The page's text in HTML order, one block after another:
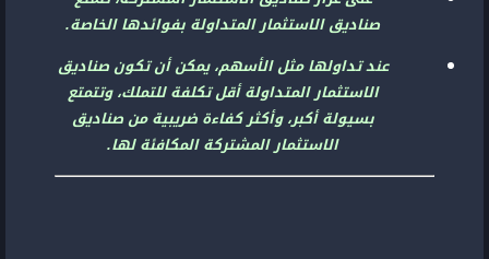
صناديق الاستثمار المتداولة بفوائدها الخاصة.
عند تداولها مثل الأسهم، يمكن أن تكون صناديق
الاستثمار المتداولة أقل تكلفة للتملك، وتتمتع
بسيولة أكبر، وأكثر كفاءة ضريبية من صناديق
الاستثمار المشتركة المكافئة لها.